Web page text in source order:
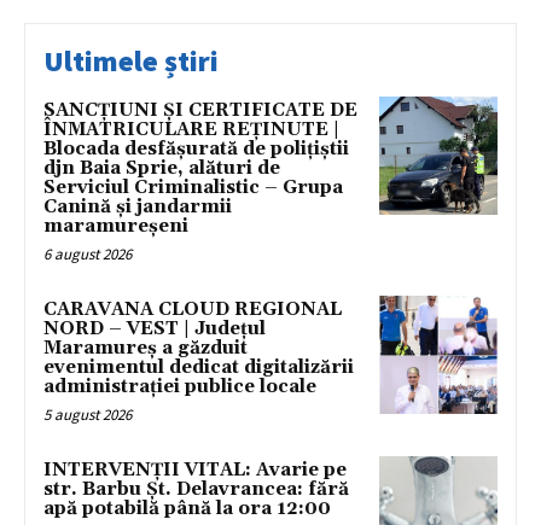
Ultimele știri
SANCȚIUNI ȘI CERTIFICATE DE
ÎNMATRICULARE REȚINUTE |
Blocada desfășurată de polițiștii
djn Baia Sprie, alături de
Serviciul Criminalistic – Grupa
Canină și jandarmii
maramureșeni
6 august 2026
CARAVANA CLOUD REGIONAL
NORD – VEST | Județul
Maramureș a găzduit
evenimentul dedicat digitalizării
administrației publice locale
5 august 2026
INTERVENȚII VITAL: Avarie pe
str. Barbu Șt. Delavrancea: fără
apă potabilă până la ora 12:00